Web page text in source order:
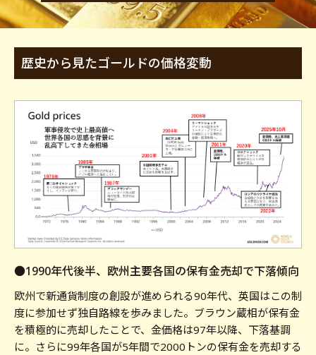
歴史から見たゴールドの価格変動
●1990年代後半、欧州主要各国の保有金売却で下落傾向
欧州で新通貨制度の創設が進められる90年代、英国はこの制
度に参加せず独自路線を歩みました。ブラウン蔵相が保有金
を積極的に売却したことで、金価格は97年以降、下落基調
に。さらに99年各国が5年間で2000トンの保有金を売却する